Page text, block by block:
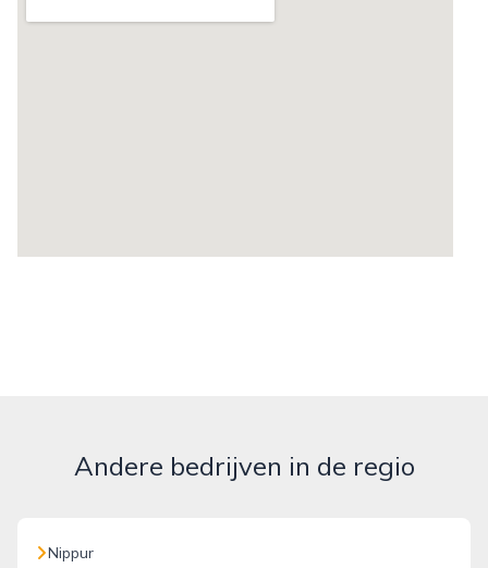
Andere bedrijven in de regio
Nippur